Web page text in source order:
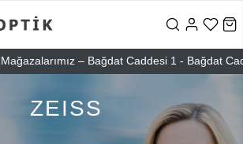
Mağazalarımız – Bağdat Caddesi 1 - Bağdat
ZEISS